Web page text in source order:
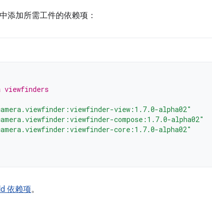
添加所需工件的依赖项：
viewfinders
view:1.7.0-alpha02"
compose:1.7.0-alpha02"
core:1.7.0-alpha02"
依赖项。